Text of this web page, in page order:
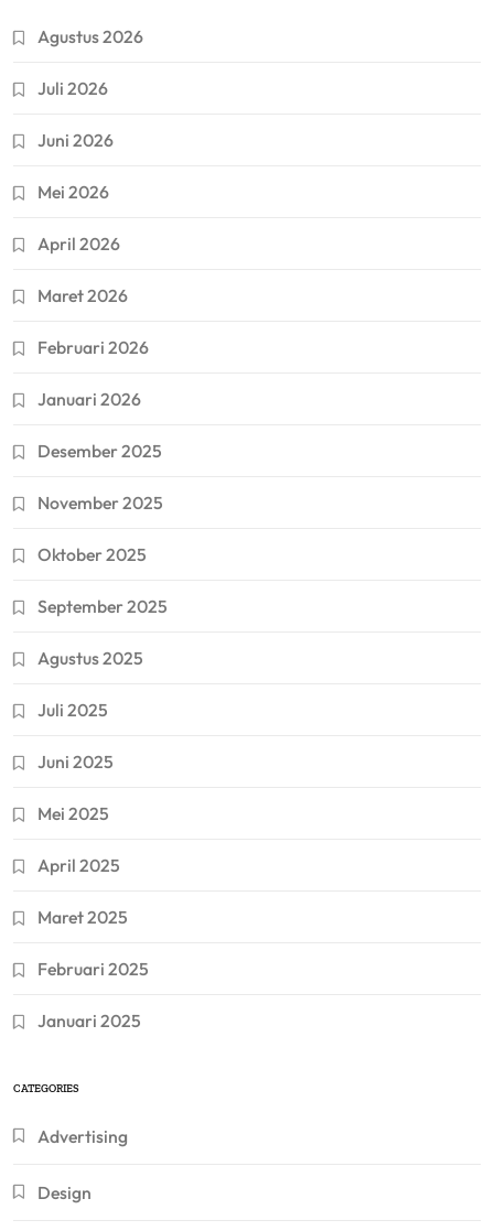
Agustus 2026
Juli 2026
Juni 2026
Mei 2026
April 2026
Maret 2026
Februari 2026
Januari 2026
Desember 2025
November 2025
Oktober 2025
September 2025
Agustus 2025
Juli 2025
Juni 2025
Mei 2025
April 2025
Maret 2025
Februari 2025
Januari 2025
CATEGORIES
Advertising
Design